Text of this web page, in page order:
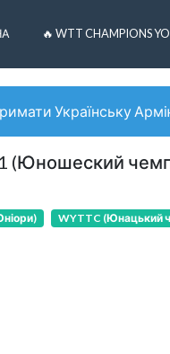
🔥 WTT CHAMPIONS
Українську
(Юношеский
WYTTC (Юнацький